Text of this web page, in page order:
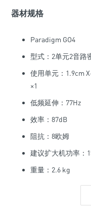
器材规格
Paradigm GO4
型式：2单元2音路
使用单元：1.9cm
×1
低频延伸：77Hz
效率：87dB
阻抗：8欧姆
建议扩大机功率：
重量：2.6 kg